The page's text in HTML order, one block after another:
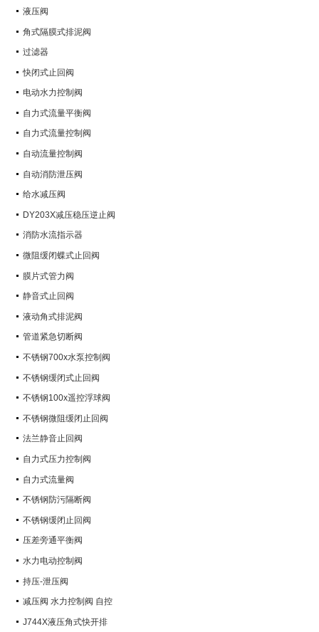
液压阀
角式隔膜式排泥阀
过滤器
快闭式止回阀
电动水力控制阀
自力式流量平衡阀
自力式流量控制阀
自动流量控制阀
自动消防泄压阀
给水减压阀
DY203X减压稳压逆止阀
消防水流指示器
微阻缓闭蝶式止回阀
膜片式管力阀
静音式止回阀
液动角式排泥阀
管道紧急切断阀
不锈钢700x水泵控制阀
不锈钢缓闭式止回阀
不锈钢100x遥控浮球阀
不锈钢微阻缓闭止回阀
法兰静音止回阀
自力式压力控制阀
自力式流量阀
不锈钢防污隔断阀
不锈钢缓闭止回阀
压差旁通平衡阀
水力电动控制阀
持压-泄压阀
减压阀 水力控制阀 自控
J744X液压角式快开排